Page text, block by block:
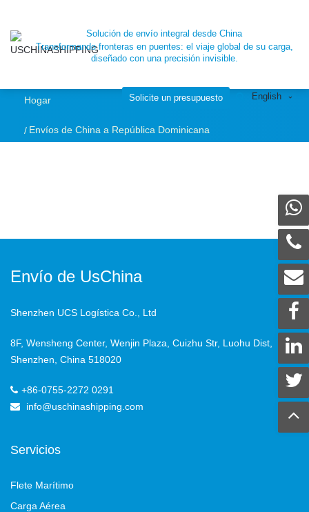
Envíos de China a
República
Dominicana
Solución de envío integral desde China
Transformando fronteras en puentes: el viaje global de su carga,
diseñado con una precisión invisible.
Solicite un presupuesto English
Hogar
Envíos de China a República Dominicana
Envío de UsChina
Shenzhen UCS Logística Co., Ltd
8F, Wensheng Center, Wenjin Plaza, Cuizhu Str, Luohu Dist,
Shenzhen, China 518020
+86-0755-2272 0291
info@uschinashipping.com
Servicios
Flete Marítimo
Carga Aérea